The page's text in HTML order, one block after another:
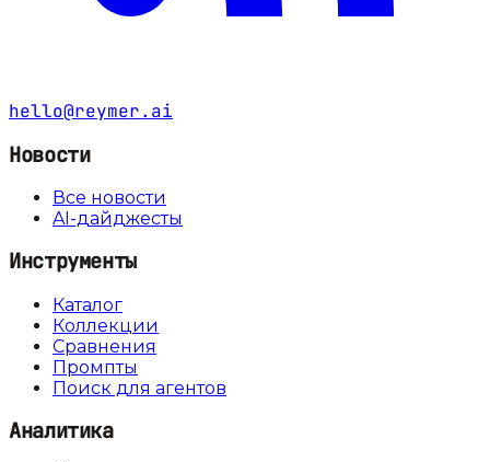
hello@reymer.ai
Новости
Все новости
AI-дайджесты
Инструменты
Каталог
Коллекции
Сравнения
Промпты
Поиск для агентов
Аналитика